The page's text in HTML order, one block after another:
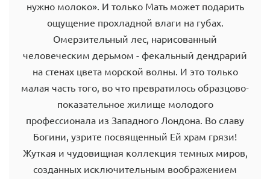
нужно молоко». И только Мать может подарить
ощущение прохладной влаги на губах.
Омерзительный лес, нарисованный
человеческим дерьмом - фекальный дендрарий
на стенах цвета морской волны. И это только
малая часть того, во что превратилось образцово-
показательное жилище молодого
профессионала из Западного Лондона. Во славу
Богини, узрите посвященный Ей храм грязи!
Жуткая и чудовищная коллекция темных миров,
созданных исключительным воображением